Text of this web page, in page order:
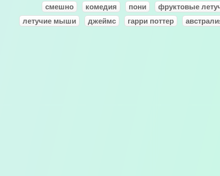
смешно комедия пони
фруктовые
летучие мыши
джеймс гарри поттер